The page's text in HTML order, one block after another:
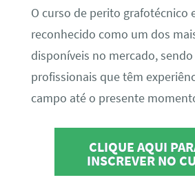
O curso de perito grafotécnico
reconhecido como um dos
disponíveis no mercado,
profissionais que têm
campo até o presente
CLIQUE AQUI
INSCREVER NO